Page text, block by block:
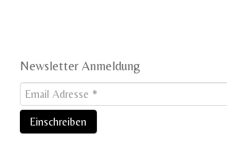
Newsletter Anmeldung